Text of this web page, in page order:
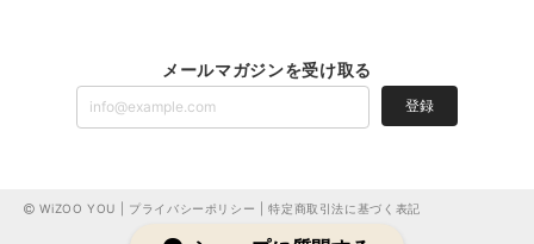
メールマガジンを受け取る
登録
WiZOO YOU | プライバシーポリシー |特定商取引法に基づく表記